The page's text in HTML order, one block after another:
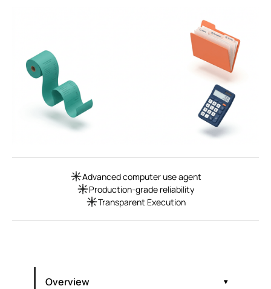
Advanced computer use agent
Production-grade reliability
Transparent Execution
Overview